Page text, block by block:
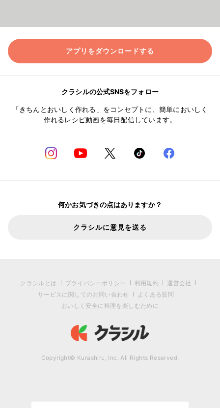
アプリをダウンロードする
クラシルの公式SNSをフォロー
「きちんとおいしく作れる」をコンセプトに、簡単においしく
作れるレシピ動画を毎日配信しています。
何かお気づきの点はありますか？
クラシルに意見を送る
クラシルとは プライバシーポリシー 利用規約
運営会社
サービスに関してのお問い合わせ
よくある質問
おいしく安全に料理を楽しむために
Copyright© Kurashiru, Inc. All Rights Reserved.